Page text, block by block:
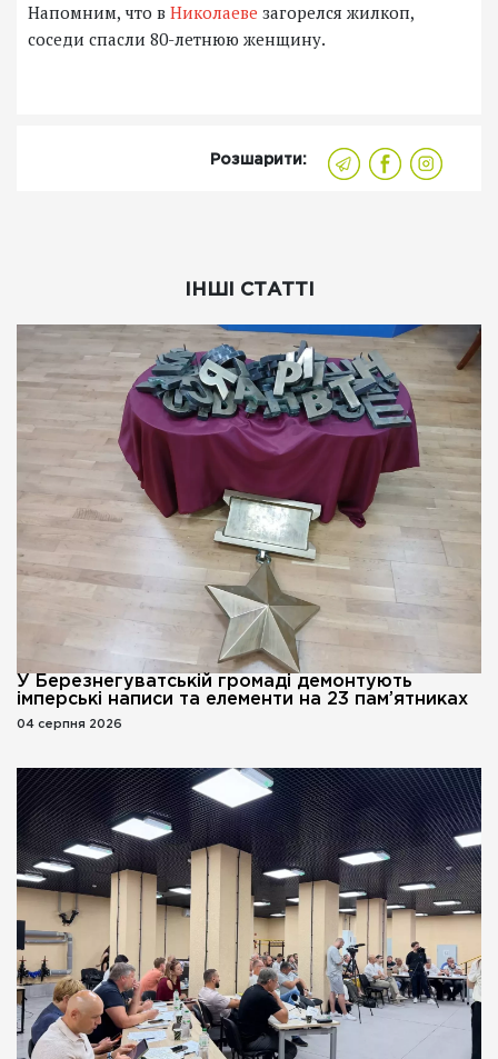
Напомним, что в Николаеве загорелся жилкоп,
соседи спасли 80-летнюю женщину.
Розшарити:
ІНШІ СТАТТІ
У Березнегуватській громаді демонтують
імперські написи та елементи на 23 пам’ятниках
04 серпня 2026